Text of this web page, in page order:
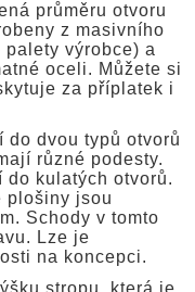
průměru otvoru
z masivního
výrobce) a
oceli. Můžete si
za příplatek i
do dvou typů otvorů
různé podesty.
kulatých otvorů.
plošiny jsou
Schody v tomto
Lze je
na koncepci.
stropu, která je